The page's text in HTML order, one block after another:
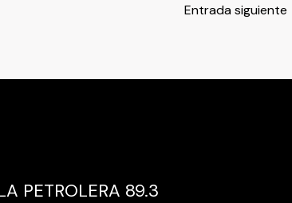
Entrada siguiente
PETROLERA 89.3